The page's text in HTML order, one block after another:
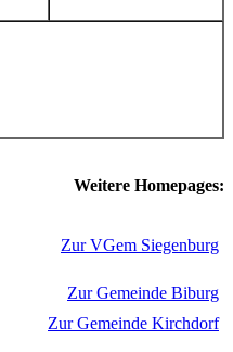
Weitere Homepages:
Zur VGem Siegenburg
Zur Gemeinde Biburg
Zur Gemeinde Kirchdorf